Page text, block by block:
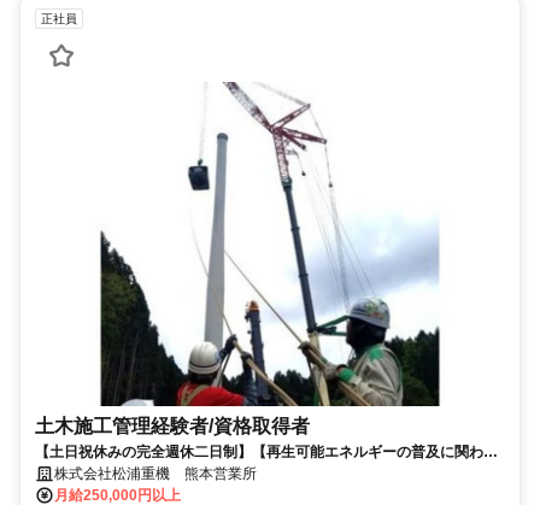
正社員
土木施工管理経験者/資格取得者
【土日祝休みの完全週休二日制】【再生可能エネルギーの普及に関わり
たい方歓迎】風力発電などの再生可能エネルギーの拡大に全力投球！
益々重要になる地球問題の解決に携わる仕事をしませんか！やりがい有
株式会社松浦重機 熊本営業所
月給250,000円以上